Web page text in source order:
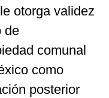
otorga validez
de
comunal
como
posterior